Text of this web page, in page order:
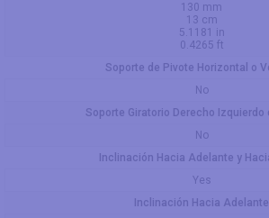
130 mm
13 cm
5.1181 in
0.4265 ft
Soporte de Pivote Horizontal o
No
Soporte Giratorio Derecho Izquierdo
No
Inclinación Hacia Adelante y
Yes
Inclinación Hacia Adelante